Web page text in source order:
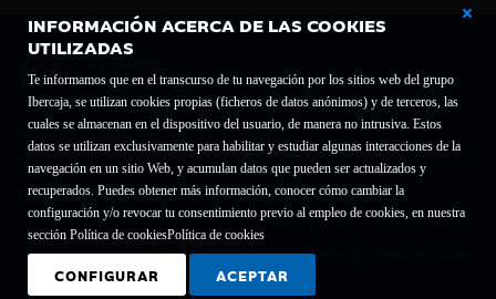
INFORMACIÓN ACERCA DE LAS COOKIES
UTILIZADAS
Te informamos que en el transcurso de tu navegación por los sitios web del grupo
Ibercaja, se utilizan cookies propias (ficheros de datos anónimos) y de terceros, las
cuales se almacenan en el dispositivo del usuario, de manera no intrusiva. Estos
datos se utilizan exclusivamente para habilitar y estudiar algunas interacciones de la
navegación en un sitio Web, y acumulan datos que pueden ser actualizados y
recuperados. Puedes obtener más información, conocer cómo cambiar la
configuración y/o revocar tu consentimiento previo al empleo de cookies, en nuestra
sección Política de cookiesPolítica de cookies
CONFIGURAR ACEPTAR
Fundación Bancaria Ibercaja C.I.F. G-50000652.
Inscrita en el Registro de Fundaciones del Mº de Educación, Cultura y Deporte con el nº
1689.
Domicilio social: Joaquín Costa, 13. 50001 Zaragoza.
Contacto
Declaración de accesibilidad
Aviso legal Política de privacidad